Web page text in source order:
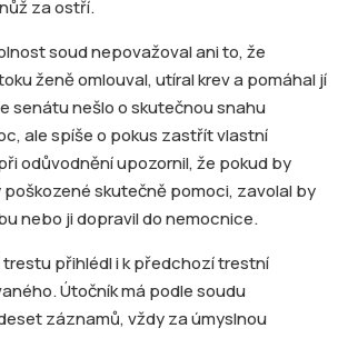
za ostří.
soud nepovažoval ani to, že
ženě omlouval, utíral krev a pomáhal jí
senátu nešlo o skutečnou snahu
ale spíše o pokus zastřít vlastní
odůvodnění upozornil, že pokud by
skutečně pomoci, zavolal by
nebo ji dopravil do nemocnice.
trestu přihlédl i k předchozí trestní
Útočník má podle soudu
záznamů, vždy za úmyslnou